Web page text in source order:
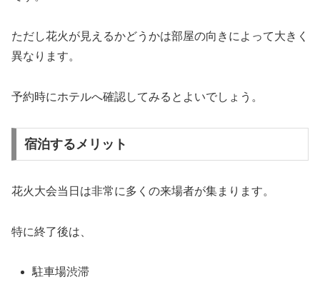
ただし花火が見えるかどうかは部屋の向きによって大きく
異なります。
予約時にホテルへ確認してみるとよいでしょう。
宿泊するメリット
花火大会当日は非常に多くの来場者が集まります。
特に終了後は、
駐車場渋滞